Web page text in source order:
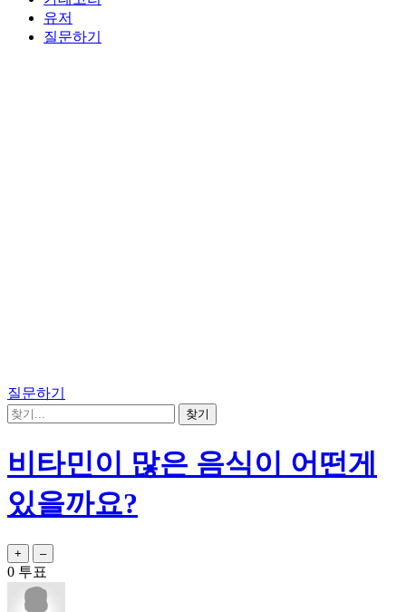
유저
질문하기
질문하기
비타민이 많은 음식이 어떤게
있을까요?
0 투표